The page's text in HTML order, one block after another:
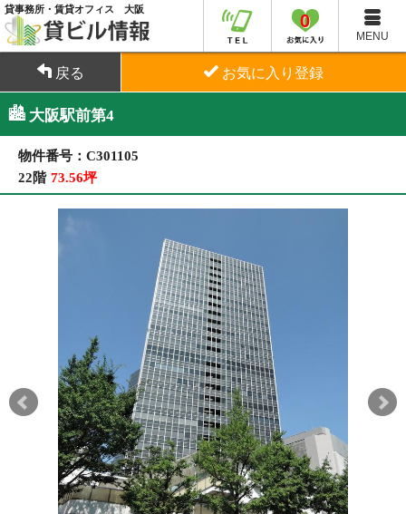
貸事務所・賃貸オフィス 大阪
MENU
0
戻る お気に入り登録
大阪駅前第4
物件番号：C301105
22階 73.56坪